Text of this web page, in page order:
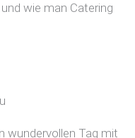
wie man Catering
wundervollen Tag mit